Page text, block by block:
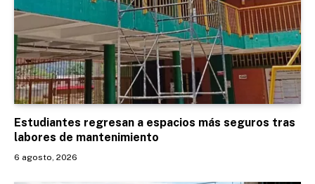
Estudiantes regresan a espacios más seguros tras
labores de mantenimiento
6 agosto, 2026